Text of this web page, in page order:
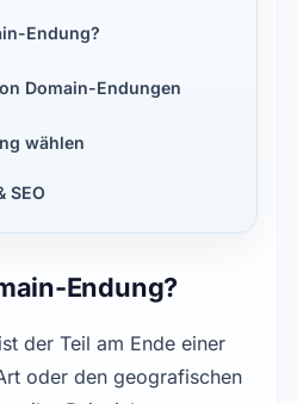
Endung?
Domain-Endungen
wählen
SEO
Endung?
der Teil am Ende einer
oder den geografischen